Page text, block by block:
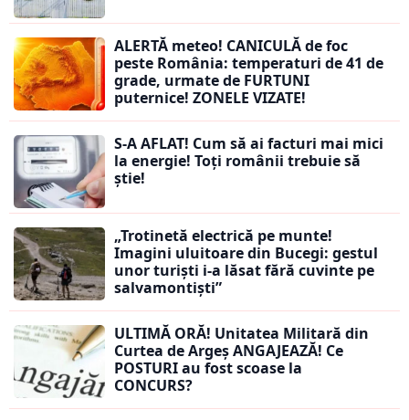
ALERTĂ meteo! CANICULĂ de foc
peste România: temperaturi de 41 de
grade, urmate de FURTUNI
puternice! ZONELE VIZATE!
S-A AFLAT! Cum să ai facturi mai mici
la energie! Toți românii trebuie să
știe!
„Trotinetă electrică pe munte!
Imagini uluitoare din Bucegi: gestul
unor turiști i-a lăsat fără cuvinte pe
salvamontiști”
ULTIMĂ ORĂ! Unitatea Militară din
Curtea de Argeș ANGAJEAZĂ! Ce
POSTURI au fost scoase la
CONCURS?